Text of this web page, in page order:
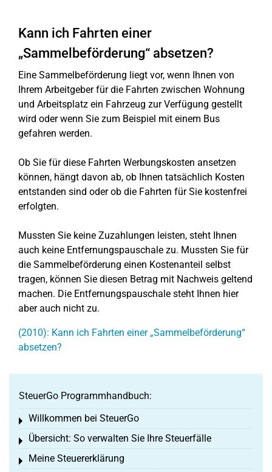
Kann ich Fahrten einer
„Sammelbeförderung“ absetzen?
Eine Sammelbeförderung liegt vor, wenn Ihnen von
Ihrem Arbeitgeber für die Fahrten zwischen Wohnung
und Arbeitsplatz ein Fahrzeug zur Verfügung gestellt
wird oder wenn Sie zum Beispiel mit einem Bus
gefahren werden.
Ob Sie für diese Fahrten Werbungskosten ansetzen
können, hängt davon ab, ob Ihnen tatsächlich Kosten
entstanden sind oder ob die Fahrten für Sie kostenfrei
erfolgten.
Mussten Sie keine Zuzahlungen leisten, steht Ihnen
auch keine Entfernungspauschale zu. Mussten Sie für
die Sammelbeförderung einen Kostenanteil selbst
tragen, können Sie diesen Betrag mit Nachweis geltend
machen. Die Entfernungspauschale steht Ihnen hier
aber auch nicht zu.
(2010): Kann ich Fahrten einer „Sammelbeförderung“
absetzen?
SteuerGo Programmhandbuch:
Willkommen bei SteuerGo
Toggle menu
Übersicht: So verwalten Sie Ihre Steuerfälle
Toggle menu
Meine Steuererklärung
Toggle menu